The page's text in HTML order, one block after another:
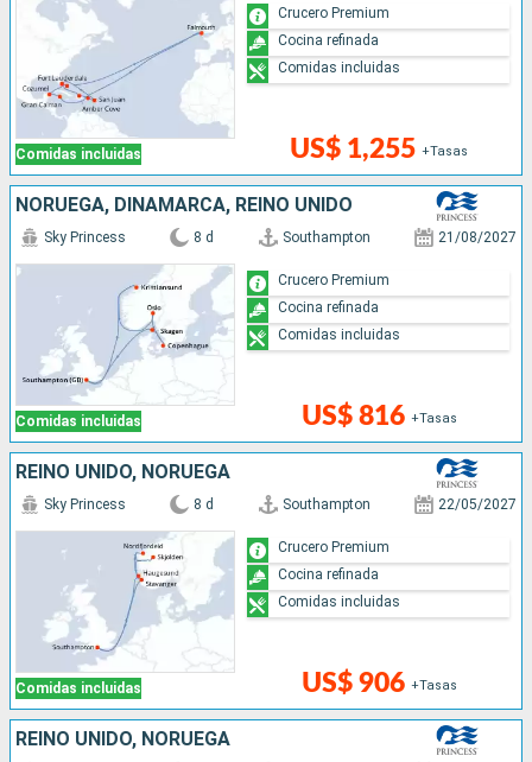
Comidas incluidas US$ 1,255 +Tasas
Crucero Premium
Cocina refinada
Comidas incluidas
NORUEGA, DINAMARCA, REINO UNIDO
Comidas incluidas
Sky Princess 8 d Southampton 21/08/2027
US$ 816 +Tasas
Crucero Premium
Cocina refinada
Comidas incluidas
REINO UNIDO, NORUEGA
Comidas incluidas
Sky Princess 8 d Southampton 22/05/2027
US$ 906 +Tasas
Crucero Premium
Cocina refinada
Comidas incluidas
REINO UNIDO, NORUEGA